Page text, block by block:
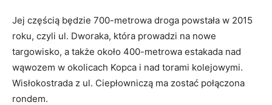
Jej częścią będzie 700-metrowa droga powstała w 2015
roku, czyli ul. Dworaka, która prowadzi na nowe
targowisko, a także około 400-metrowa estakada nad
wąwozem w okolicach Kopca i nad torami kolejowymi.
Wisłokostrada z ul. Ciepłowniczą ma zostać połączona
rondem.